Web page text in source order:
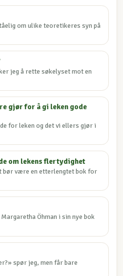
om ulike teoretikeres syn på
jeg å rette søkelyset mot en
gjør for å gi leken gode
for leken og det vi ellers gjør i
om lekens flertydighet
bør være en etterlengtet bok for
Öhman i sin nye bok
spør jeg, men får bare